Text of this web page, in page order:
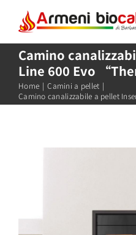
contenuto
Home
Camino
Line 600 Evo
Home | Camini a pellet |
Camino canalizzabile a pellet